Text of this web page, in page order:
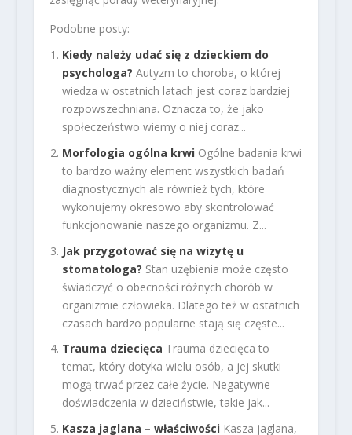
Podobne posty:
Kiedy należy udać się z dzieckiem do
psychologa? Autyzm to choroba, o której
wiedza w ostatnich latach jest coraz bardziej
rozpowszechniana. Oznacza to, że jako
społeczeństwo wiemy o niej coraz...
Morfologia ogólna krwi Ogólne badania krwi
to bardzo ważny element wszystkich badań
diagnostycznych ale również tych, które
wykonujemy okresowo aby skontrolować
funkcjonowanie naszego organizmu. Z...
Jak przygotować się na wizytę u
stomatologa? Stan uzębienia może często
świadczyć o obecności różnych chorób w
organizmie człowieka. Dlatego też w ostatnich
czasach bardzo popularne stają się częste...
Trauma dziecięca Trauma dziecięca to
temat, który dotyka wielu osób, a jej skutki
mogą trwać przez całe życie. Negatywne
doświadczenia w dzieciństwie, takie jak...
Kasza jaglana – właściwości Kasza jaglana,